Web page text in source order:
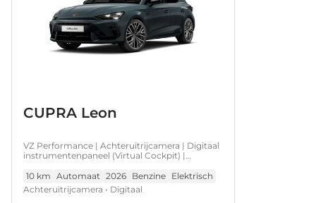
CUPRA Leon
VZ Performance | Achteruitrijcamera | Digitaal
instrumentenpaneel (Virtual Cockpit) |
10 km Automaat 2026 Benzine Elektrisch
Achteruitrijcamera • Digitaal